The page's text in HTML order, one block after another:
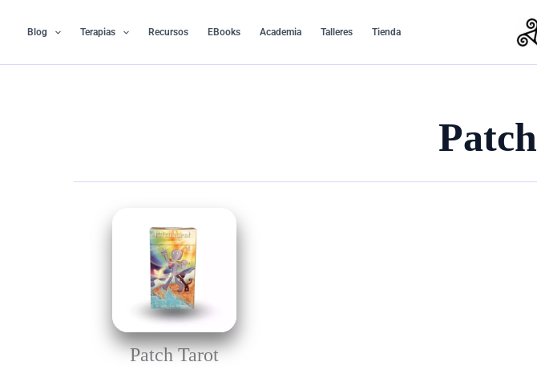
Blog Terapias Recursos EBooks Academia Talleres Tienda
Patch Tarot